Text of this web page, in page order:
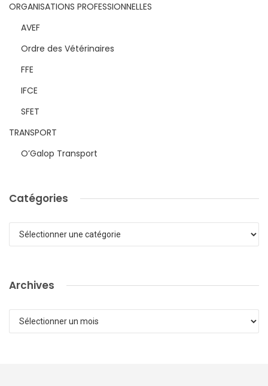
ORGANISATIONS PROFESSIONNELLES
AVEF
Ordre des Vétérinaires
FFE
IFCE
SFET
TRANSPORT
O’Galop Transport
Catégories
Catégories
Archives
Archives